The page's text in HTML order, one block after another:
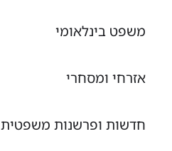
משפט בינלאומי
אזרחי ומסחרי
חדשות ופרשנות משפטית